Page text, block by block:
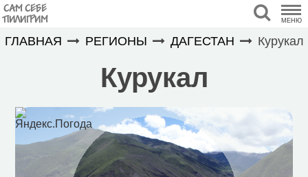
САМ СЕБЕ
ПИЛИГРИМ МЕНЮ
ГЛАВНАЯ РЕГИОНЫ ДАГЕСТАН Курукал
Курукал